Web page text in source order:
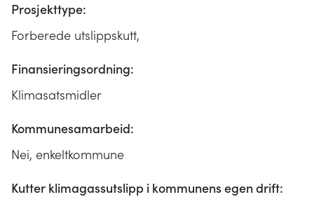
Prosjekttype:
Forberede utslippskutt,
Finansieringsordning:
Klimasatsmidler
Kommunesamarbeid:
Nei, enkeltkommune
Kutter klimagassutslipp i kommunens egen drift: